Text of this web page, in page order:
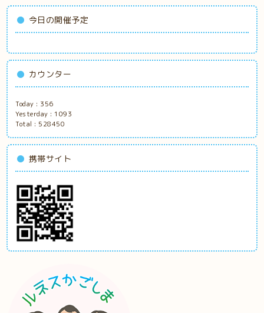
今日の開催予定
カウンター
Today : 356
Yesterday : 1093
Total : 528450
携帯サイト